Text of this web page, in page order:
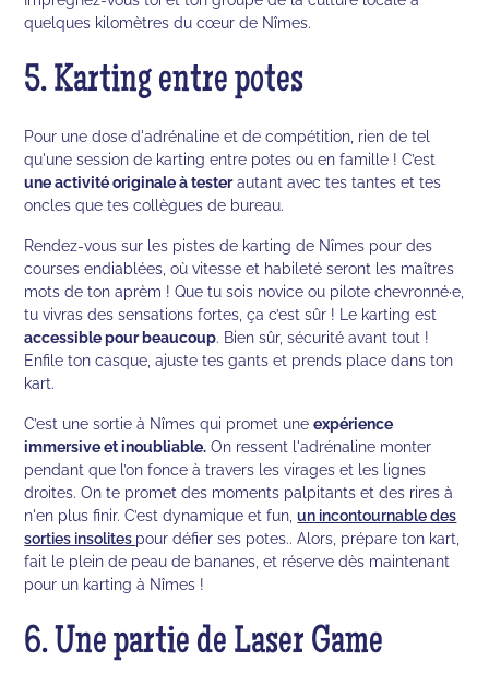
quelques kilomètres du cœur de Nîmes.
5. Karting entre potes
Pour une dose d'adrénaline et de compétition, rien de tel
qu'une session de karting entre potes ou en famille ! C’est
une activité originale à testerautant avec tes tantes et tes
oncles que tes collègues de bureau.
Rendez-vous sur les pistes de karting de Nîmes pour des
courses endiablées, où vitesse et habileté seront les maîtres
mots de ton aprèm ! Que tu sois novice ou pilote chevronné·e,
tu vivras des sensations fortes, ça c’est sûr ! Le karting est
accessible pour beaucoup. Bien sûr, sécurité avant tout !
Enfile ton casque, ajuste tes gants et prends place dans ton
kart.
C’est une sortie à Nîmes qui promet uneexpérience
immersive et inoubliable. On ressent l'adrénaline monter
pendant que l’on fonce à travers les virages et les lignes
droites. On te promet des moments palpitants et des rires à
n'en plus finir. C’est dynamique et fun,un incontournable des
sorties insolites pour défier ses potes.. Alors, prépare ton kart,
fait le plein de peau de bananes, et réserve dès maintenant
pour un karting à Nîmes !
6. Une partie de Laser Game